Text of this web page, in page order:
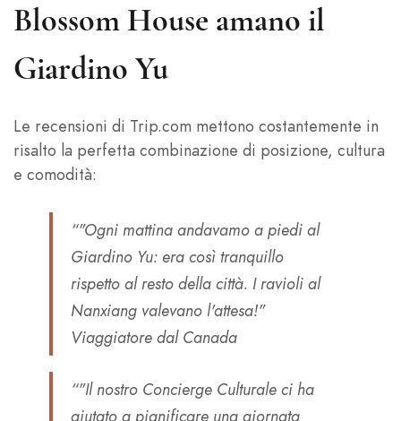
Blossom House amano il
Giardino Yu
Le recensioni di Trip.com mettono costantemente in
risalto la perfetta combinazione di posizione, cultura
e comodità:
“"Ogni mattina andavamo a piedi al
Giardino Yu: era così tranquillo
rispetto al resto della città. I ravioli al
Nanxiang valevano l'attesa!"
Viaggiatore dal Canada
“"Il nostro Concierge Culturale ci ha
aiutato a pianificare una giornata